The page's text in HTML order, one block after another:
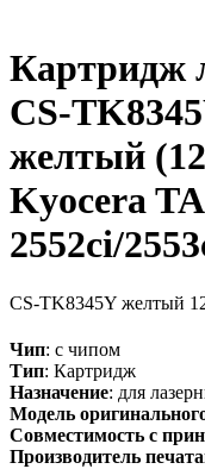
Картридж
CS-
желтый
Kyocera
2552ci/
CS-TK8345Y желтый
Чип: с чипом
Тип: Картридж
Назначение: для
Модель
Совместимость с
Производитель